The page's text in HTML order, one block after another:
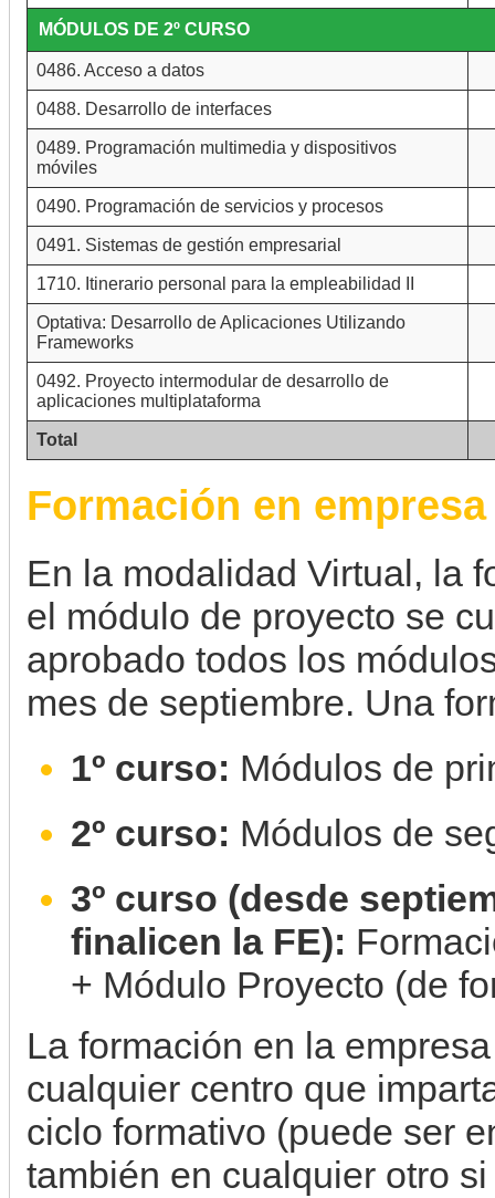
MÓDULOS DE 2º CURSO
0486. Acceso a datos
0488. Desarrollo de interfaces
0489. Programación multimedia y dispositivos
móviles
0490. Programación de servicios y procesos
0491. Sistemas de gestión empresarial
1710. Itinerario personal para la empleabilidad II
Optativa: Desarrollo de Aplicaciones Utilizando
Frameworks
0492. Proyecto intermodular de desarrollo de
aplicaciones multiplataforma
Total
Formación en empresa
En la modalidad Virtual, la
el módulo de proyecto se
aprobado todos los
mes de septiembre. Una
1º curso: Módulos de
2º curso: Módulos de
3º curso (desde
finalicen la FE):
+ Módulo Proyecto (de
La formación en la
cualquier centro que
ciclo formativo (puede ser
también en cualquier otro